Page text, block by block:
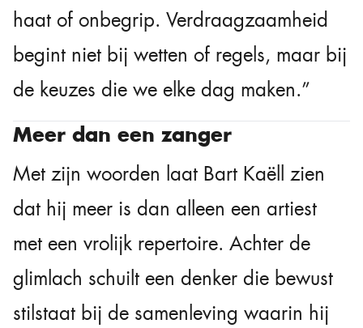
haat of onbegrip. Verdraagzaamheid
begint niet bij wetten of regels, maar bij
de keuzes die we elke dag maken.”
Meer dan een zanger
Met zijn woorden laat Bart Kaëll zien
dat hij meer is dan alleen een artiest
met een vrolijk repertoire. Achter de
glimlach schuilt een denker die bewust
stilstaat bij de samenleving waarin hij